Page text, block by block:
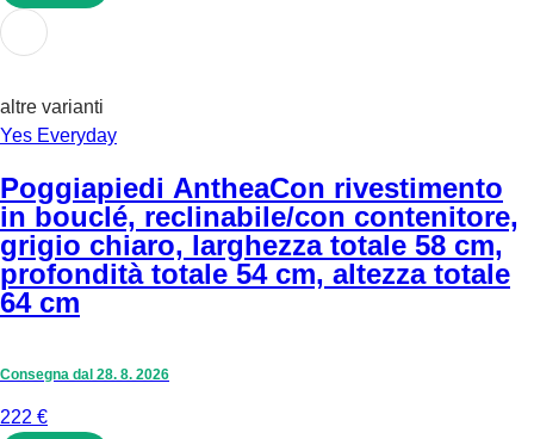
AGGIUNGI
altre varianti
Yes Everyday
Poggiapiedi AntheaCon rivestimento
in bouclé, reclinabile/con contenitore,
grigio chiaro, larghezza totale 58 cm,
profondità totale 54 cm, altezza totale
64 cm
Consegna dal 28. 8. 2026
222 €